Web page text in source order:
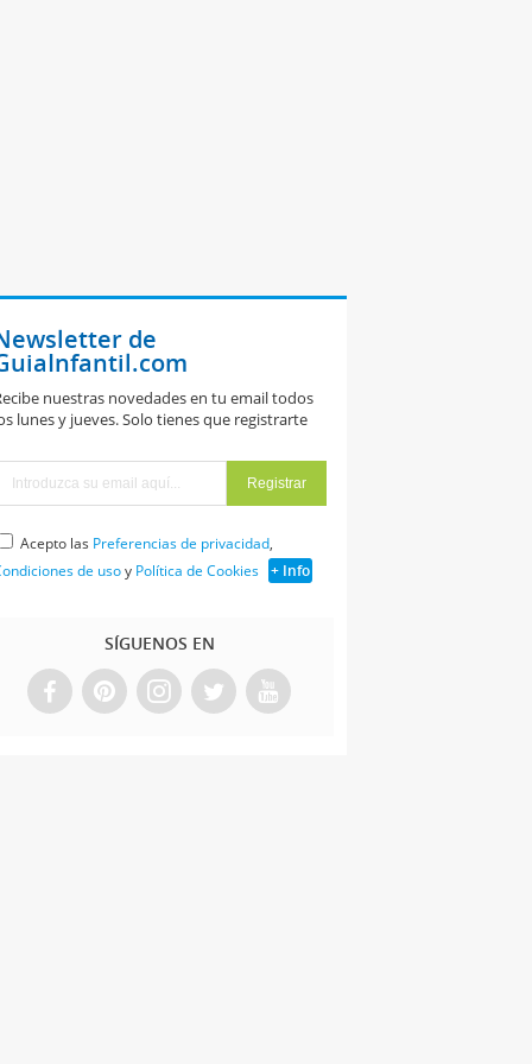
de
nuestras novedades en tu email todos
lunes y jueves. Solo tienes que registrarte
Acepto las Preferencias de privacidad,
de usoy Política de Cookies + Info
SÍGUENOS EN